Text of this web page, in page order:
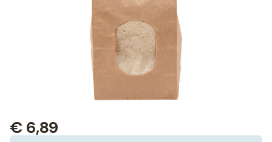
€ 6,89